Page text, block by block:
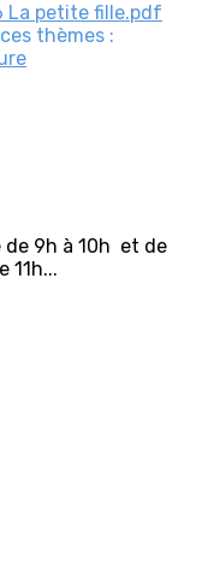
La petite fille.pdf
thèmes :
9h à 10h et de
11h...